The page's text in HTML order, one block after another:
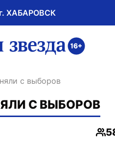
г. ХАБАРОВСК
главную
с выборов
С ВЫБОРОВ